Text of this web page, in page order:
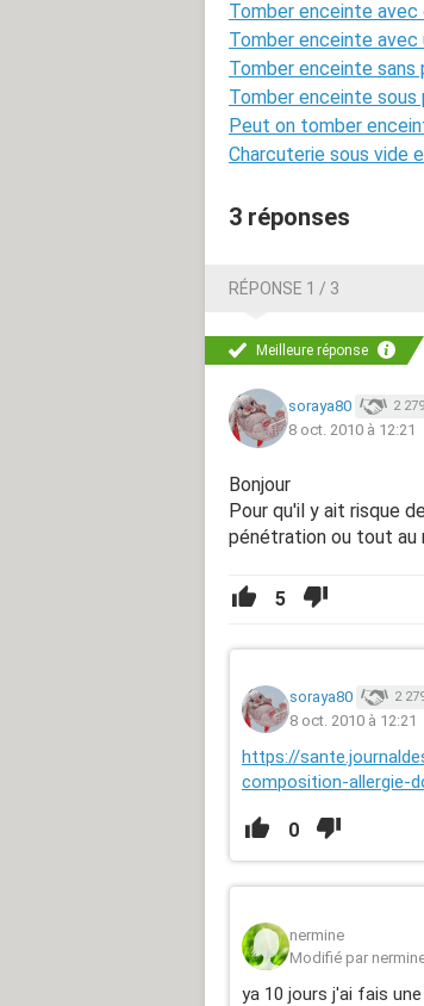
Tomber enceinte
Tomber enceinte
Tomber enceinte sans
Tomber enceinte sous
Peut on tomber
Charcuterie sous vide
3 réponses
RÉPONSE 1 / 3
Meilleure réponse
soraya80 2 279
8 oct. 2010 à 12:21
Bonjour
Pour qu'il y ait risque
pénétration ou tout au
5
soraya80 2
8 oct. 2010 à 12:21
https://
composition-allergie-
0
nermine
Modifié par
ya 10 jours j'ai fais